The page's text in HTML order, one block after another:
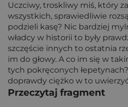
Uczciwy, troskliwy miś, który
wszystkich, sprawiedliwie
podzieli kasę? Nic bardziej
władcy w historii to były
szczęście innych to ostatnia
im do głowy. A co im się w
tych pokręconych
doprawdy ciężko w to
Przeczytaj fragment